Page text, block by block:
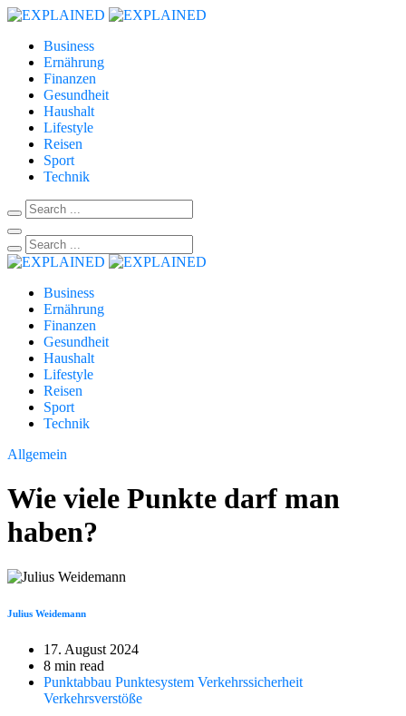
Business
Ernährung
Finanzen
Gesundheit
Haushalt
Lifestyle
Reisen
Sport
Technik
Business
Ernährung
Finanzen
Gesundheit
Haushalt
Lifestyle
Reisen
Sport
Technik
Allgemein
Wie viele Punkte darf man
haben?
Julius Weidemann
17. August 2024
8 min read
Punktabbau Punktesystem Verkehrssicherheit
Verkehrsverstöße